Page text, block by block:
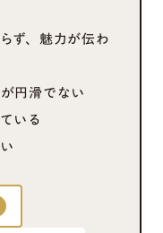
ず、魅力が伝わ
円滑でない
いる